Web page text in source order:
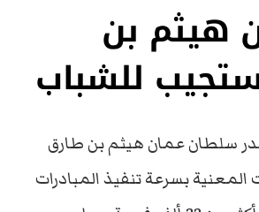
هيثم بن
للشباب
سلطان عمان هيثم بن طارق
بسرعة تنفيذ المبادرات